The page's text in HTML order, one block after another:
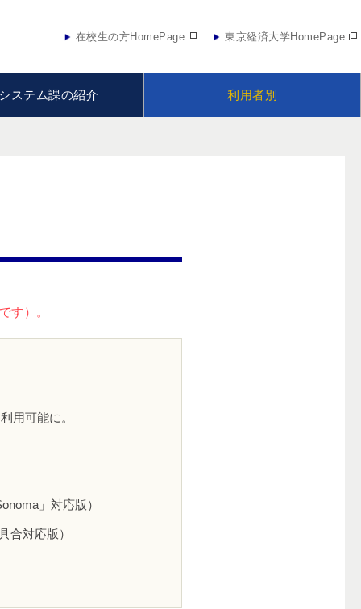
在校生の方HomePage 東京経済大学HomePage
ステム課の紹介 利用者別
す）。
用可能に。
」対応版）
対応版）